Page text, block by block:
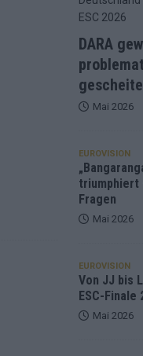
zum
viele
das
DARA
Mai 2026
EUROVISION
triumphiert
Fragen
Mai 2026
EUROVISION
Von JJ bis
ESC-Finale
Mai 2026